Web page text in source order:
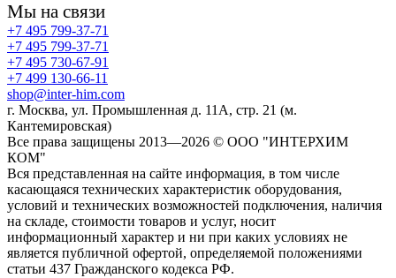
Мы на связи
+7 495 799-37-71
+7 495 799-37-71
+7 495 730-67-91
+7 499 130-66-11
shop@inter-him.com
г. Москва, ул. Промышленная д. 11А, стр. 21 (м.
Кантемировская)
Все права защищены 2013—2026 © OOO "ИНТЕРХИМ
КОМ"
Вся представленная на сайте информация, в том числе
касающаяся технических характеристик оборудования,
условий и технических возможностей подключения, наличия
на складе, стоимости товаров и услуг, носит
информационный характер и ни при каких условиях не
является публичной офертой, определяемой положениями
статьи 437 Гражданского кодекса РФ.